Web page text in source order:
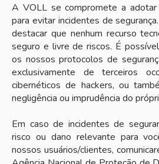
A VOLL se compromete a
para evitar incidentes de
destacar que nenhum recurso
seguro e livre de riscos. É
os nossos protocolos de
exclusivamente de terceiros
cibernéticos de hackers, ou
negligência ou imprudência do
Em caso de incidentes de
risco ou dano relevante para
nossos usuários/clientes,